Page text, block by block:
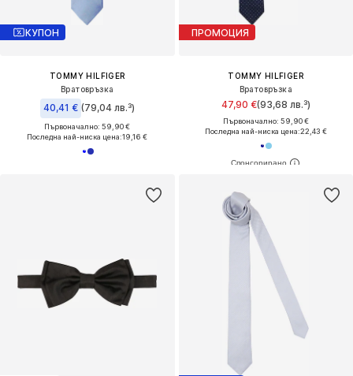
КУПОН
TOMMY HILFIGER
Вратовръзка
40,41 € (79,04 лв.³)
Първоначално: 59,90 €
Последна най-ниска цена:19,16 €
ПРОМОЦИЯ
TOMMY HILFIGER
Вратовръзка
47,90 €(93,68 лв.³)
Първоначално: 59,90 €
Последна най-ниска цена:22,43 €